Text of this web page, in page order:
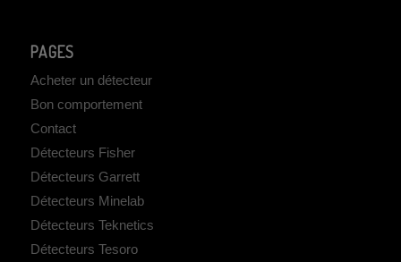
PAGES
Acheter un détecteur
Bon comportement
Contact
Détecteurs Fisher
Détecteurs Garrett
Détecteurs Minelab
Détecteurs Teknetics
Détecteurs Tesoro